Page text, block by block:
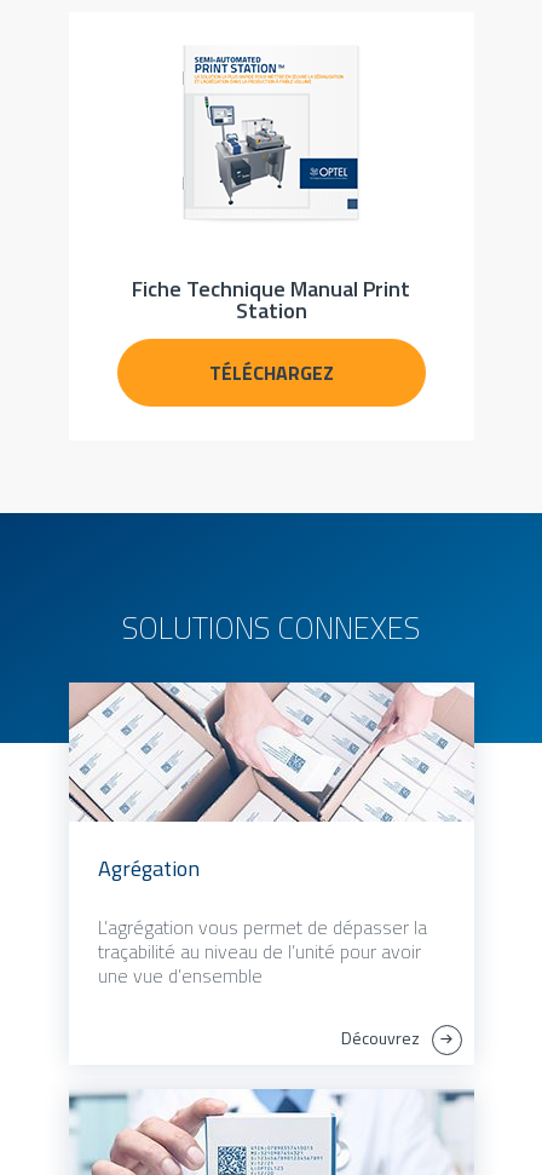
Fiche Technique Manual Print
Station
TÉLÉCHARGEZ
SOLUTIONS CONNEXES
Agrégation
L’agrégation vous permet de dépasser la
traçabilité au niveau de l’unité pour avoir
une vue d’ensemble
Découvrez